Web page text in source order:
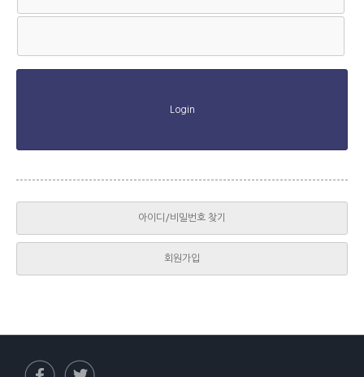
Login
아이디/비밀번호 찾기
회원가입